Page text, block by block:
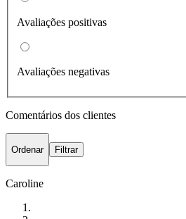
Avaliações positivas
Avaliações negativas
Comentários dos clientes
Ordenar Filtrar
Caroline